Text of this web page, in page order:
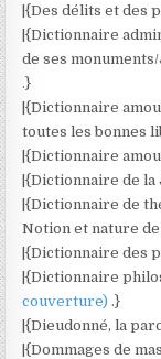
|{Des délits et des
|{Dictionnaire
de ses
.}
|{Dictionnaire
toutes les bonnes
|{Dictionnaire
|{Dictionnaire de la
|{Dictionnaire de
Notion et nature
|{Dictionnaire des
|{Dictionnaire
couverture) .}
|{Dieudonné, la
|{Dommages de